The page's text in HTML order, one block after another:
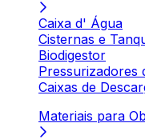
Caixa d' Água
Cisternas e
Biodigestor
Pressurizadores
Caixas de
Materiais para